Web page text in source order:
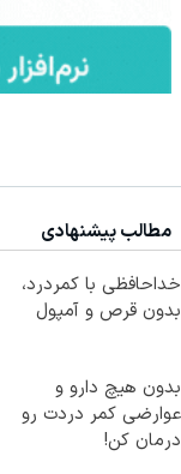
مطالب پیشنهادی
خداحافظی با کمردرد،
بدون قرص و آمپول
بدون هیچ دارو و
عوارضی کمر دردت رو
درمان کن!